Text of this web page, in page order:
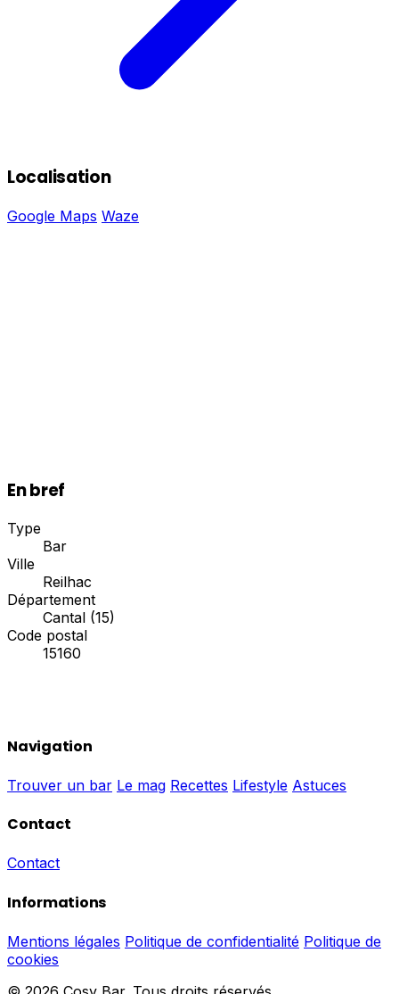
Localisation
Google Maps Waze
En bref
Type
Bar
Ville
Reilhac
Département
Cantal (15)
Code postal
15160
Navigation
Trouver un bar Le mag Recettes Lifestyle Astuces
Contact
Contact
Informations
Mentions légales Politique de confidentialité Politique de
cookies